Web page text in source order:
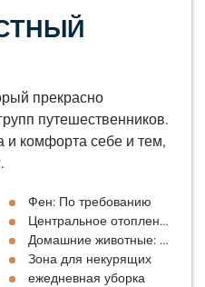
прекрасно
путешественников.
и комфорта себе и тем,
Бесплатно
Фен: По требованию
Центральное отопление
Домашние животные: По
Зона для некурящих
ежедневная уборка